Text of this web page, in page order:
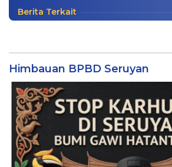
Berita Terkait
Himbauan BPBD Seruyan